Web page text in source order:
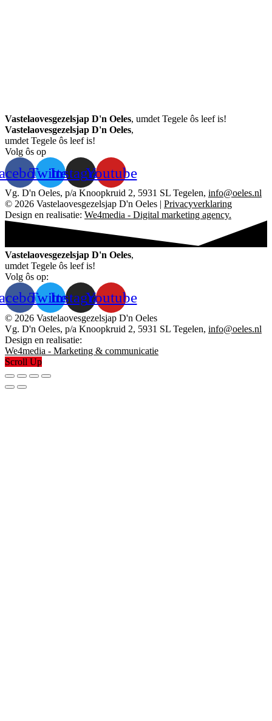
Vastelaovesgezelsjap D'n Oeles, umdet Tegele ôs leef is!
Vastelaovesgezelsjap D'n Oeles,
umdet Tegele ôs leef is!
Volg ôs op
TwitterInstagramYoutube
Vg. D'n Oeles, p/a Knoopkruid 2, 5931 SL Tegelen, info@oeles.nl
© 2026 Vastelaovesgezelsjap D'n Oeles | Privacyverklaring
Design en realisatie: We4media - Digital marketing agency.
Vastelaovesgezelsjap D'n Oeles,
umdet Tegele ôs leef is!
Volg ôs op:
TwitterInstagramYoutube
© 2026 Vastelaovesgezelsjap D'n Oeles
Vg. D'n Oeles, p/a Knoopkruid 2, 5931 SL Tegelen, info@oeles.nl
Design en realisatie:
We4media - Marketing & communicatie
Scroll Up